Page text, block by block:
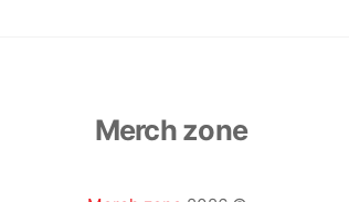
האפשרויותMerch zone